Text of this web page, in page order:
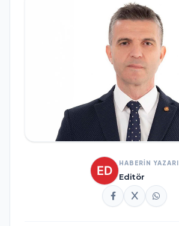
HABERİN YAZARI
Editör